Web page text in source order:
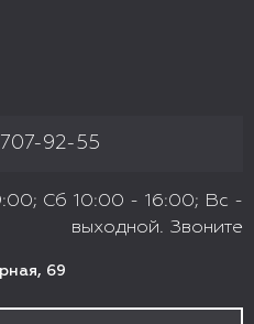
92-55
Сб 10:00 - 16:00; Вс -
выходной. Звоните
69